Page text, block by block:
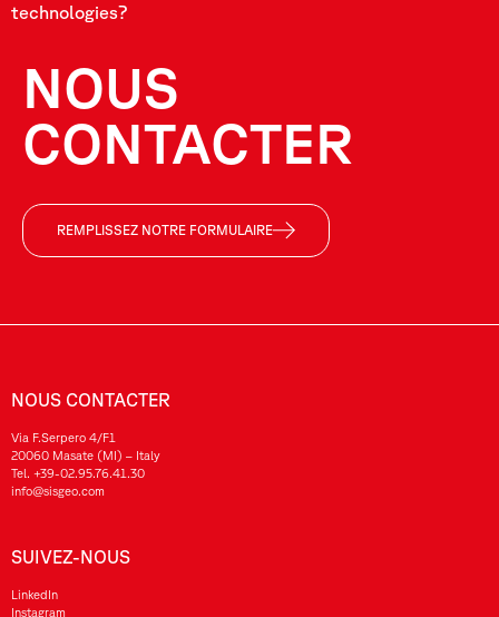
technologies?
NOUS
CONTACTER
REMPLISSEZ NOTRE FORMULAIRE
NOUS CONTACTER
Via F.Serpero 4/F1
20060 Masate (MI) – Italy
Tel. +39-02.95.76.41.30
info@sisgeo.com
SUIVEZ-NOUS
LinkedIn
Instagram